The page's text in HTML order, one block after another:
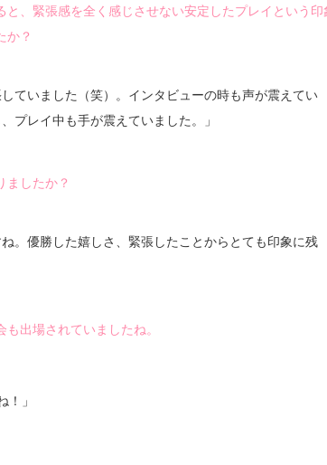
、緊張感を全く感じさせない安定したプレイという印
か？
していました（笑）。インタビューの時も声が震えてい
プレイ中も手が震えていました。」
ましたか？
ね。優勝した嬉しさ、緊張したことからとても印象に残
出場されていましたね。
！」